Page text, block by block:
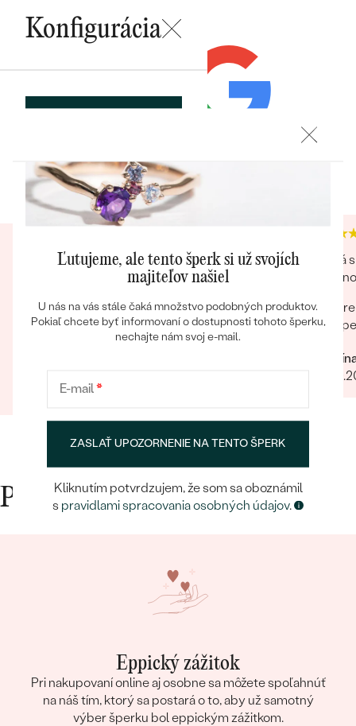
OBJAVIŤ
KARÁTOVÁ VÁHA
TVAR:
Konfigurácia
ULOŽIŤ
4.9 4.9
Náš už štvrtý nákup a vždy maximálna
spokojnosť. Vždy si objednávky preverujú
predstáv či netreba niečo pozmeniť pred
odoslaním. Odporúčam každému.
Rýchlosť Maximálna starostlivosť
26.09.2022
Veľká
Prečo nakupovať v Eppi
Eppický zážitok
Pri nakupovaní online aj osobne sa môžete spoľahnúť
na náš tím, ktorý sa postará o to, aby už samotný
výber šperku bol eppickým zážitkom.
Ľutujeme, ale tento šperk si už svojích
majiteľov našiel
U nás na vás stále čaká množstvo podobných produktov.
Pokiaľ chcete byť informovaní o dostupnosti tohoto šperku,
nechajte nám svoj e-mail.
E-mail*
ZASLAŤ UPOZORNENIE NA TENTO ŠPERK
Kliknutím potvrdzujem, že som sa oboznámil
s pravidlami spracovania osobných údajov.